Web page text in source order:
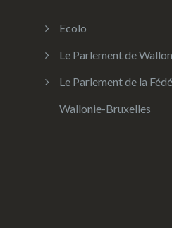
Ecolo
Le Parlement de
Le Parlement de la
Wallonie-Bruxelles